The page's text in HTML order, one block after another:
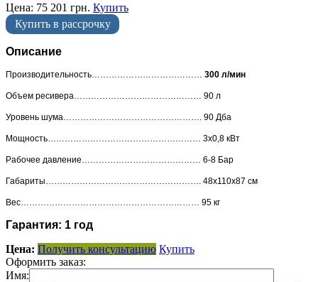
Цена: 75 201 грн. Купить
Купить в рассрочку
Описание
Производительность………………………………… 300 л/мин
Объем ресивера……………………………………… 90 л
Уровень шума…………………………………………. 90 Дба
Мощность……………………………………………… 3х0,8 кВт
Рабочее давление…………………………………… 6-8 Бар
Габариты………………………………………………. 48х110х87 см
Вес……………………………………………………… 95 кг
Гарантия: 1 год
Цена: Получить консультацию Купить
Оформить заказ:
Имя: